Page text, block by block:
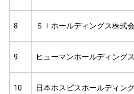
8 ＳＩホールディングス株式
9 ヒューマンホールディング
10 日本ホスピスホールディン